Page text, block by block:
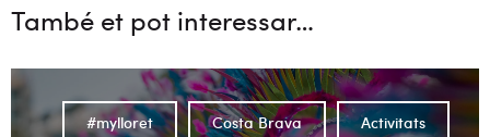
També et pot interessar…
Activitats
Costa Brava
#mylloret